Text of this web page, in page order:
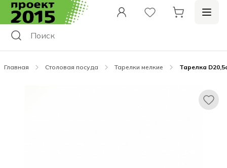
Главная Столовая посуда Тарелки мелкие Тарелка